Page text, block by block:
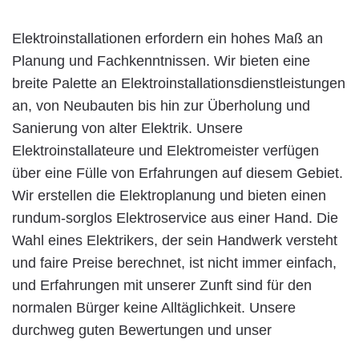
Elektroinstallationen erfordern ein hohes Maß an
Planung und Fachkenntnissen. Wir bieten eine
breite Palette an Elektroinstallationsdienstleistungen
an, von Neubauten bis hin zur Überholung und
Sanierung von alter Elektrik. Unsere
Elektroinstallateure und Elektromeister verfügen
über eine Fülle von Erfahrungen auf diesem Gebiet.
Wir erstellen die Elektroplanung und bieten einen
rundum-sorglos Elektroservice aus einer Hand. Die
Wahl eines Elektrikers, der sein Handwerk versteht
und faire Preise berechnet, ist nicht immer einfach,
und Erfahrungen mit unserer Zunft sind für den
normalen Bürger keine Alltäglichkeit. Unsere
durchweg guten Bewertungen und unser